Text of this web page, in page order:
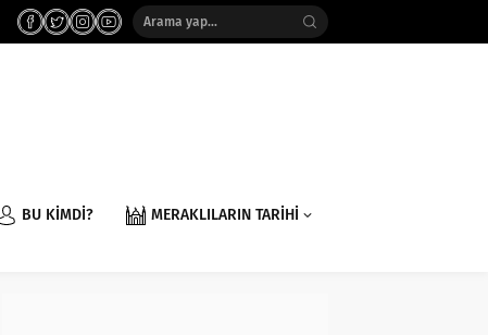
BU KİMDİ? MERAKLILARIN TARİHİ